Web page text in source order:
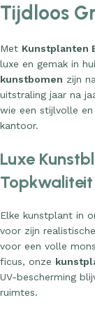
Tijdloos
Met Kunstplanten
luxe en gemak in
kunstbomen zijn
uitstraling jaar na
wie een stijlvolle
kantoor.
Luxe
Topkwaliteit
Elke kunstplant in
voor zijn
voor een volle
ficus, onze
UV-bescherming
ruimtes.